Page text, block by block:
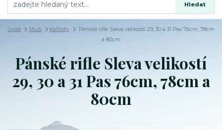
Hledat
Úvod Muži Kalhoty
Pánské rifle Sleva velikostí 29, 30 a 31 Pas 76cm, 78cm
a 80cm
Pánské rifle Sleva velikostí
29, 30 a 31 Pas 76cm, 78cm a
80cm